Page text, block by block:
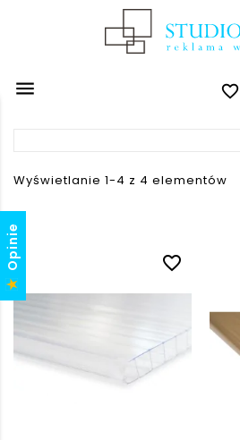
 favorite_border
Wyświetlanie 1-4 z 4 elementów
favorite_border
Opinie